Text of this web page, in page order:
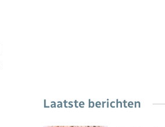
Laatste berichten